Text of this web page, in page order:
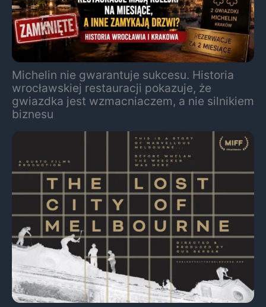
Michelin nie gwarantuje sukcesu. Historia
wrocławskiej restauracji pokazuje, że
gwiazdka jest wzmacniaczem, a nie silnikiem
biznesu